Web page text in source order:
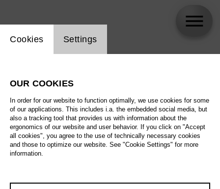
All artistic fields
All locations
All features
Website cookie setting
Cookies Settings
OUR COOKIES
In order for our website to function optimally, we use cookies for some
of our applications. This includes i.a. the embedded social media, but
also a tracking tool that provides us with information about the
ergonomics of our website and user behavior. If you click on "Accept
all cookies", you agree to the use of technically necessary cookies
and those to optimize our website. See "Cookie Settings" for more
information.